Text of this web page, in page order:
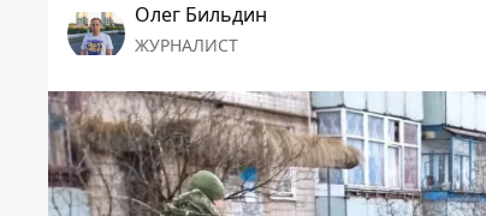
Олег Бильдин
ЖУРНАЛИСТ